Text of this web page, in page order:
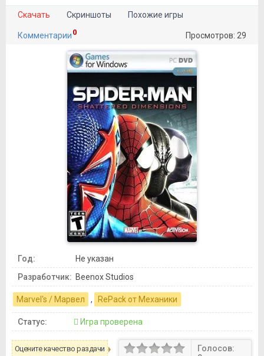
Скачать Скриншоты Похожие игры
Комментарии 0 Просмотров: 29
Год:
Не указан
Разработчик: Beenox Studios
Marvel's / Марвел , RePack от Механики
Статус: Игра проверена
Оцените качество раздачи
Голосов: